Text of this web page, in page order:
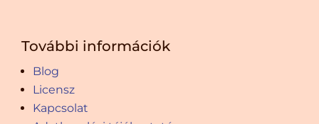
További információk
Blog
Licensz
Kapcsolat